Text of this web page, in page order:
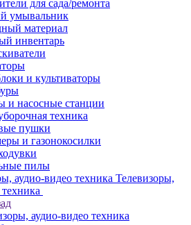
для сада/ремонта
умывальник
материал
инвентарь
и культиваторы
и насосные станции
техника
пушки
и газонокосилки
пилы
Телевизоры,
аудио-видео техника